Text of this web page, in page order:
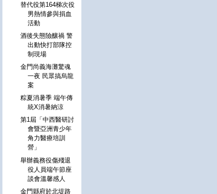
替代役第164梯次役
男熱情參與捐血
活動
酒後失態險釀禍 警
出動快打部隊控
制現場
金門尚義海灘驚魂
一夜 民眾搞烏龍
案
粽夏消暑季 端午傳
統X消暑納涼
第1屆「中西醫研討
會暨亞洲青少年
角力醫療培訓
營」
舉辦義務役傷殘退
役人員端午節座
談會溫馨感人
金門縣府於北堤路